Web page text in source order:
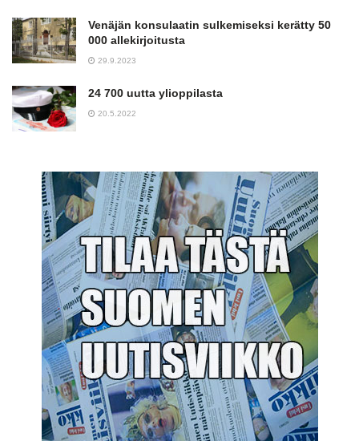
Venäjän konsulaatin sulkemiseksi kerätty 50
000 allekirjoitusta
29.9.2023
24 700 uutta ylioppilasta
20.5.2022